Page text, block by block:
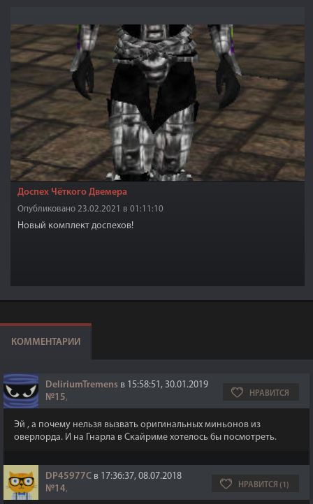
Доспех Чёткого Двемера
Опубликовано 23.02.2021 в 01:11:10
Новый комплект доспехов!
КОММЕНТАРИИ
DeliriumTremens в 15:58:51, 30.01.2019
№15, НРАВИТСЯ
Эй , а почему нельзя вызвать оригинальных миньонов из
оверлорда. И на Гнарла в Скайриме хотелось бы посмотреть.
DP45977C в 17:36:37, 08.07.2018
№14, НРАВИТСЯ (1)